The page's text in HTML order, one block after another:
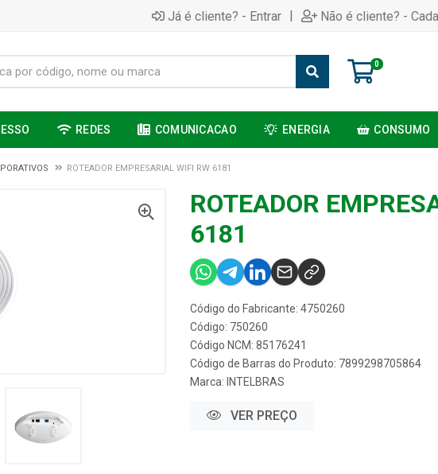
Já é cliente? - Entrar | Não é cliente? -
0
REDES COMUNICACAO ENERGIA CONSUMO
ROTEADOR EMPRESARIAL WIFI RW 6181
ROTEADOR
6181
Código do Fabricante: 4750260
Código: 750260
Código NCM: 85176241
Código de Barras do Produto: 7899298705864
Marca: INTELBRAS
VER PREÇO